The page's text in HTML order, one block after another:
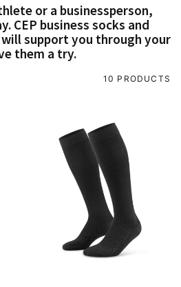
or a businessperson,
CEP business socks and
support you through your
them a try.
10 PRODUCTS